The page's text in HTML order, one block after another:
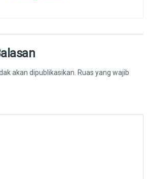
akan dipublikasikan. Ruas yang wajib